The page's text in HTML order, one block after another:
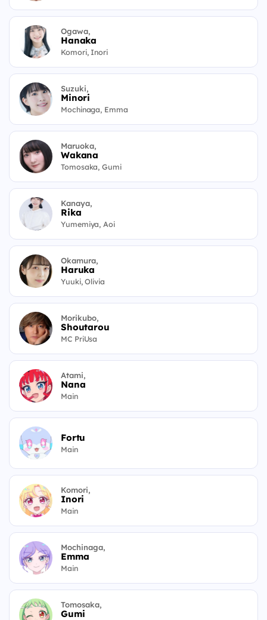
Ogawa,
Hanaka
Komori, Inori
Suzuki,
Minori
Mochinaga, Emma
Maruoka,
Wakana
Tomosaka, Gumi
Kanaya,
Rika
Yumemiya, Aoi
Okamura,
Haruka
Yuuki, Olivia
Morikubo,
Shoutarou
MC PriUsa
Atami,
Nana
Main
Fortu
Main
Komori,
Inori
Main
Mochinaga,
Emma
Main
Tomosaka,
Gumi